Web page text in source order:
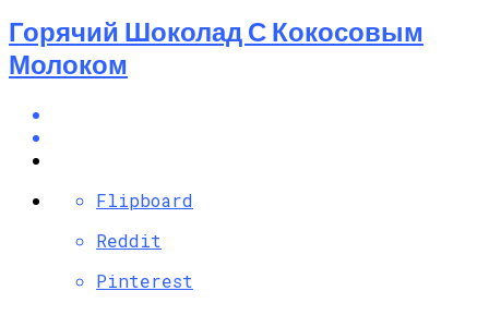
Горячий Шоколад С Кокосовым
Молоком
Flipboard
Reddit
Pinterest